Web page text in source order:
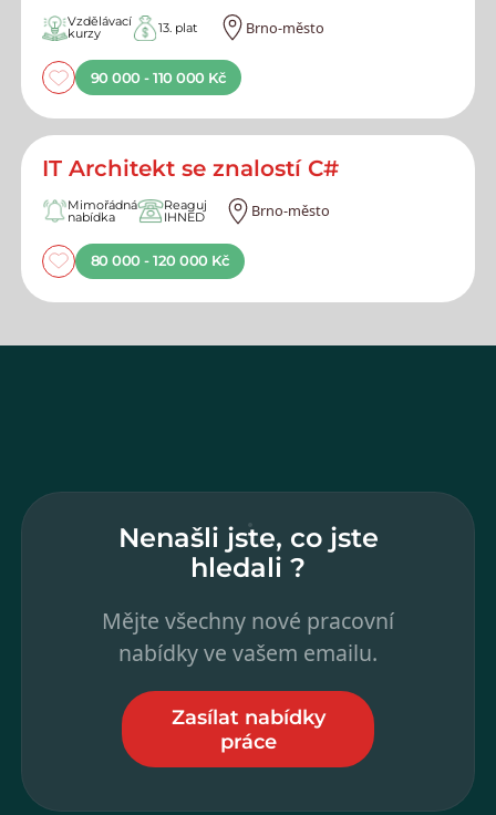
Vzdělávací
kurzy 13. plat Brno-město
90 000 - 110 000 Kč
IT Architekt se znalostí C#
Mimořádná
nabídka
Reaguj
IHNED Brno-město
80 000 - 120 000 Kč
Nenašli jste, co jste
hledali ?
Mějte všechny nové pracovní
nabídky ve vašem emailu.
Zasílat nabídky
práce